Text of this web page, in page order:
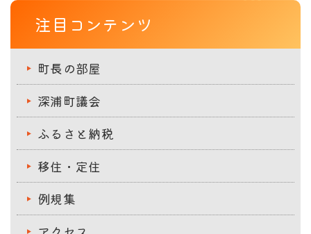
注目コンテンツ
町長の部屋
深浦町議会
ふるさと納税
移住・定住
例規集